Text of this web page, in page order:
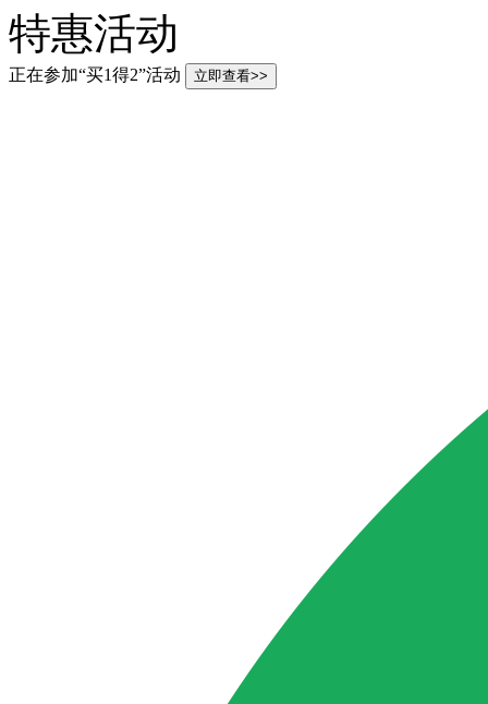
特惠活动
正在参加“买1得2”活动 立即查看>>